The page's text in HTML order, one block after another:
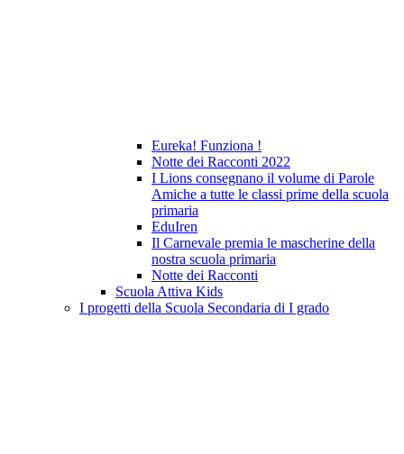
Eureka! Funziona !
Notte dei Racconti 2022
I Lions consegnano il volume di Parole
Amiche a tutte le classi prime della scuola
primaria
EduIren
Il Carnevale premia le mascherine della
nostra scuola primaria
Notte dei Racconti
Scuola Attiva Kids
I progetti della Scuola Secondaria di I grado